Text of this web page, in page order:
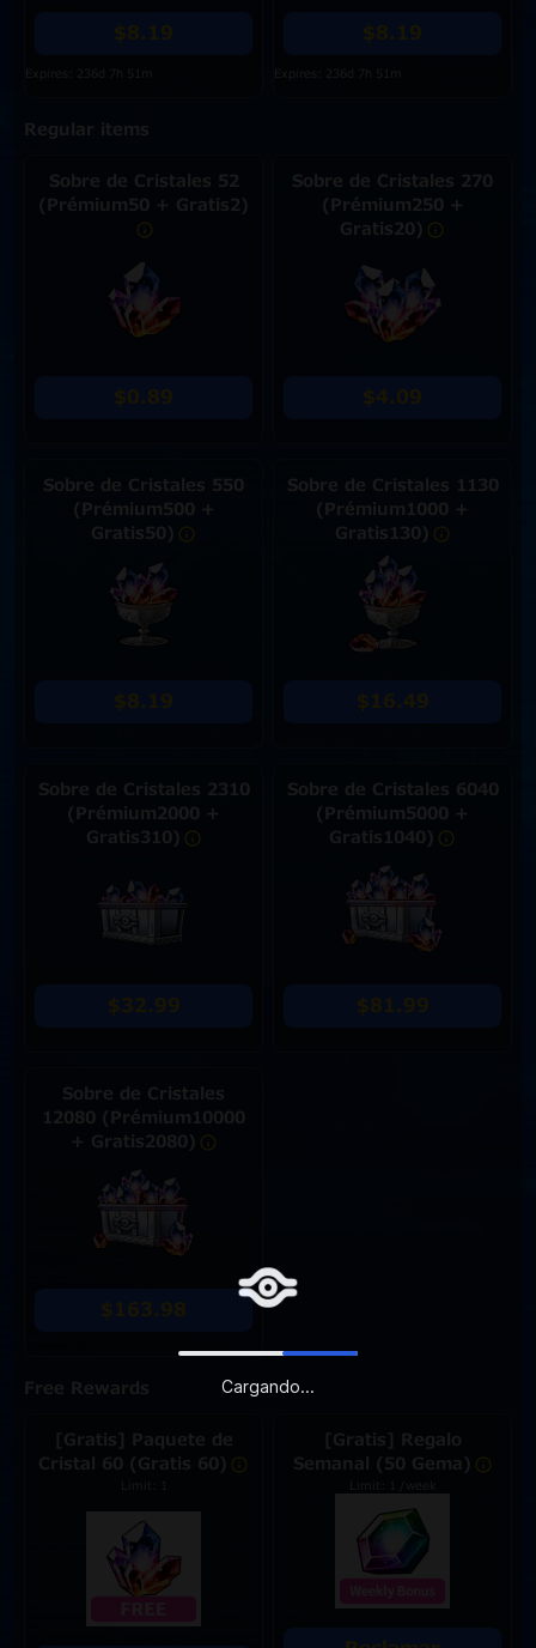
Cargando...
Expires: 236d 7h 51m Expires: 236d 7h 51m
Regular items
Sobre de Cristales 52
(Prémium50 + Gratis2)
Sobre de Cristales 270
(Prémium250 +
Gratis20)
Sobre de Cristales 550
(Prémium500 +
Gratis50)
Sobre de Cristales 1130
(Prémium1000 +
Gratis130)
Sobre de Cristales 2310
(Prémium2000 +
Gratis310)
Sobre de Cristales 6040
(Prémium5000 +
Gratis1040)
Sobre de Cristales
12080 (Prémium10000
+ Gratis2080)
Free Rewards
[Gratis] Paquete de
Cristal 60 (Gratis 60)
Limit: 1
[Gratis] Regalo
Semanal (50 Gema)
Limit: 1 /week